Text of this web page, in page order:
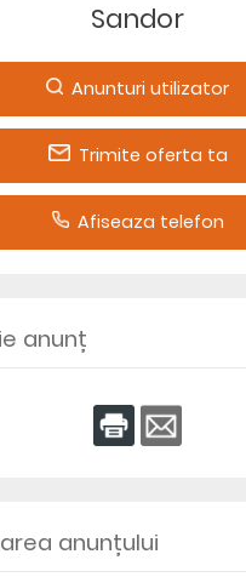
Sandor
Anunturi utilizator
Trimite oferta ta
Afiseaza telefon
anunț
anunțului